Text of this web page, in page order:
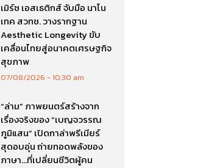
เมิร์ซ เอสเธติกส์ จับมือ นาโน
เทค สวทช. วางรากฐาน
Aesthetic Longevity ขับ
เคลื่อนไทยสู่อนาคตเศรษฐกิจ
สุขภาพ
07/08/2026 10:30 am
“ล่าม” ภาพยนตร์สร้างจาก
เรื่องจริงของ “เบญจวรรณ
ภูมิแสน” เปิดกาล่าพรีเมียร์
สุดอบอุ่น ถ่ายทอดพลังของ
ภาษา…ที่เปลี่ยนชีวิตผู้คน